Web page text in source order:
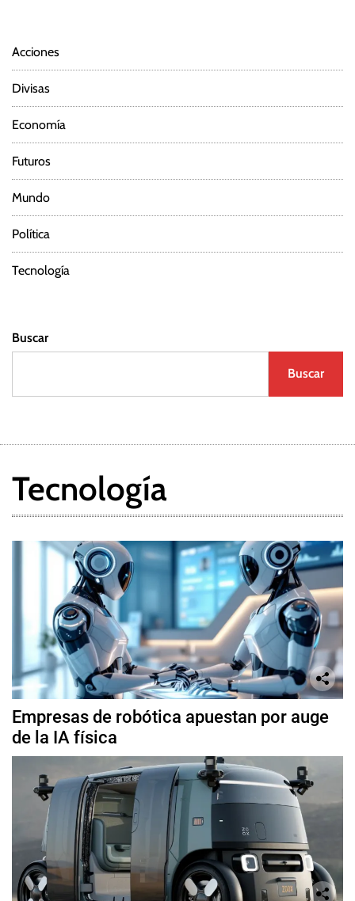
e
e
n
t
r
a
d
s
Acciones
Divisas
Economía
Futuros
Mundo
Política
Tecnología
Buscar
Buscar
Tecnología
Empresas de robótica apuestan por auge
de la IA física